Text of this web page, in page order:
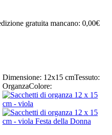
gratuita mancano: 0,00€
Dimensione: 12x15 cmTessuto:
OrganzaColore: